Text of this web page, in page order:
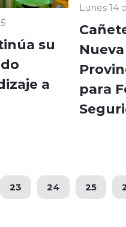
su
a
Lunes 14
para
23 24 25